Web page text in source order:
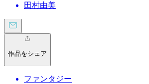
田村由美
作品をシェア
ファンタジー